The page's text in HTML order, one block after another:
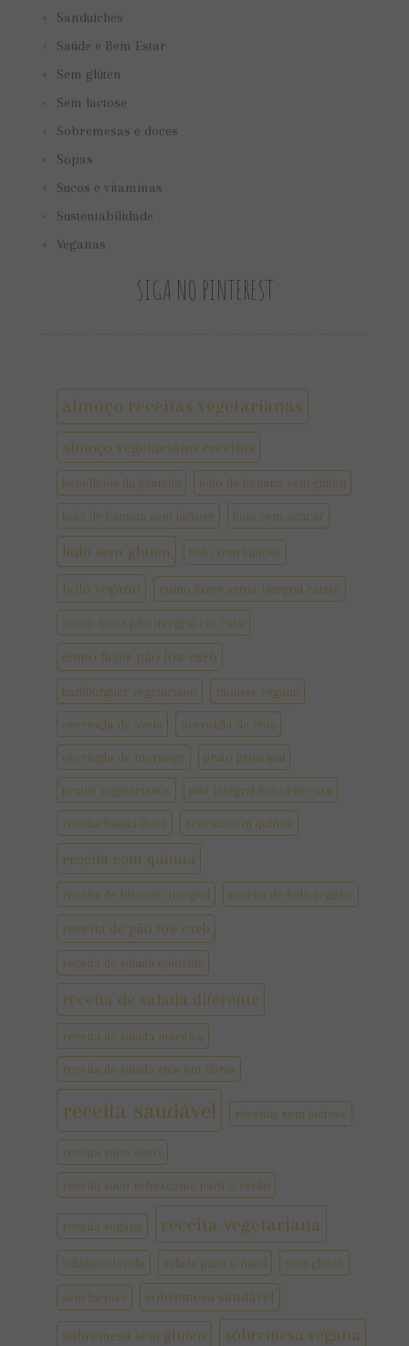
Sanduíches
Saúde e Bem Estar
Sem glúten
Sem lactose
Sobremesas e doces
Sopas
Sucos e vitaminas
Sustentabilidade
Veganas
SIGA NO PINTEREST
almoço receitas vegetarianas
almoço vegetariano receitas
benefícios da granola bolo de banana sem gluten
bolo de banana sem lactose bolo sem açúcar
bolo sem gluten bolo sem lactose
bolo vegano como fazer arroz integral cateto
como fazer pão integral em casa
como fazer pão low carb
hamburguer vegetariano mousse vegana
overnight de aveia overnight de chia
overnight de morango prato principal
pratos vegetarianos pão integral feito em casa
receita batata doce receita com quinoa
receita com quinua
receita de biscoito integral receita de bolo vegano
receita de pão low carb
receita de salada colorida
receita de salada diferente
receita de salada nutritiva
receita de salada rica em fibras
receita saudável receitas sem lactose
receita suco detox
receita suco refrescante para o verão
receita vegana receita vegetariana
salada colorida salada para o natal sem glúten
sem lactose sobremesa saudável
sobremesa sem gluten sobremesa vegana